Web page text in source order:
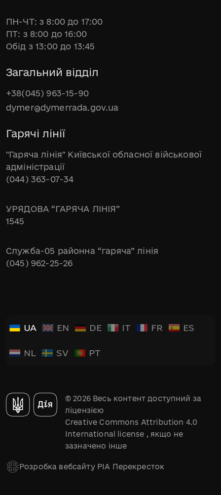
ПН-ЧТ: з 8:00 до 17:00
ПТ: з 8:00 до 16:00
Обід з 13:00 до 13:45
Загальний відділ
+38(045) 963-15-90
dymer@dymerrada.gov.ua
Гарячі лінії
"Гаряча лінія" Київської обласної військової
адміністрації
(044) 363-07-34
УРЯДОВА “ГАРЯЧА ЛІНІЯ”
1545
Служба-05 районна “гаряча” лінія
(045) 962-25-26
UA EN DE IT FR ES
NL SV PT
© 2026 Весь контент доступний за
ліцензією
Creative Commons Attribution 4.0
International license , якщо не
зазначено інше
Розробка вебсайту РІА Перекресток